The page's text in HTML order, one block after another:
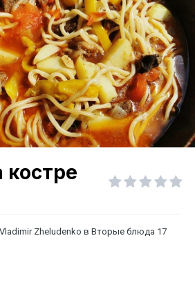
костре
Vladimir Zheludenko в Вторые блюда 17